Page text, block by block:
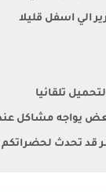
قد تحدث لحضراتكم